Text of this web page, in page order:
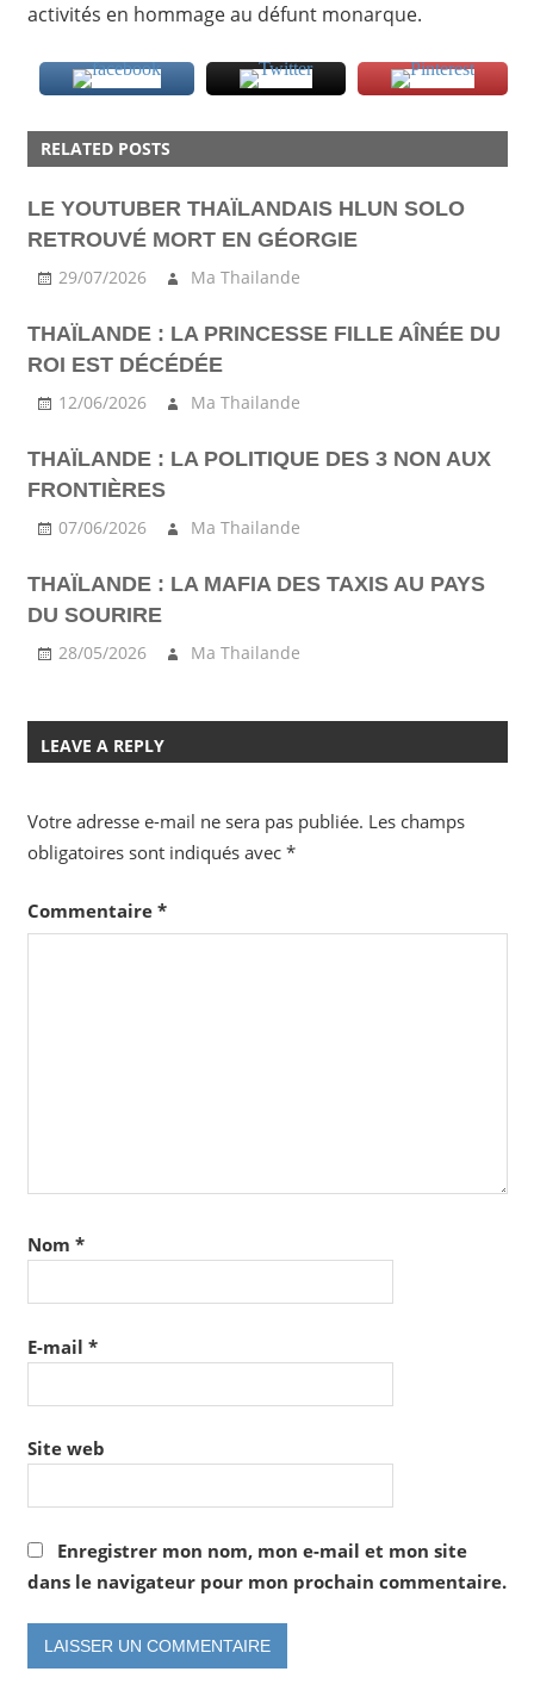
activités en hommage au défunt monarque.
CULTURE
RELATED POSTS
LE YOUTUBER THAÏLANDAIS HLUN SOLO
RETROUVÉ MORT EN GÉORGIE
29/07/2026 Ma Thailande
THAÏLANDE : LA PRINCESSE FILLE AÎNÉE DU
ROI EST DÉCÉDÉE
12/06/2026 Ma Thailande
THAÏLANDE : LA POLITIQUE DES 3 NON AUX
FRONTIÈRES
07/06/2026 Ma Thailande
THAÏLANDE : LA MAFIA DES TAXIS AU PAYS
DU SOURIRE
28/05/2026 Ma Thailande
LEAVE A REPLY
Votre adresse e-mail ne sera pas publiée. Les champs
obligatoires sont indiqués avec *
Commentaire *
Nom *
E-mail *
Site web
Enregistrer mon nom, mon e-mail et mon site
dans le navigateur pour mon prochain commentaire.